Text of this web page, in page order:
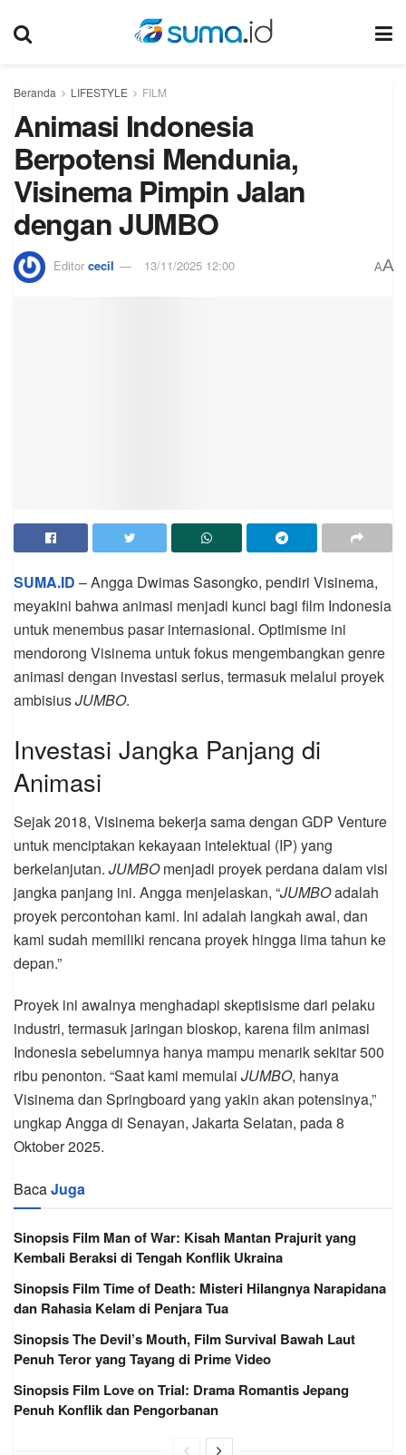
Beranda LIFESTYLE FILM
Animasi Indonesia
Berpotensi Mendunia,
Visinema Pimpin Jalan
dengan JUMBO
Editor cecil 13/11/2025 12:00 AA
SUMA.ID – Angga Dwimas Sasongko, pendiri Visinema,
meyakini bahwa animasi menjadi kunci bagi film Indonesia
untuk menembus pasar internasional. Optimisme ini
mendorong Visinema untuk fokus mengembangkan genre
animasi dengan investasi serius, termasuk melalui proyek
ambisiusJUMBO.
Investasi Jangka Panjang di
Animasi
Sejak 2018, Visinema bekerja sama dengan GDP Venture
untuk menciptakan kekayaan intelektual (IP) yang
berkelanjutan. JUMBOmenjadi proyek perdana dalam visi
jangka panjang ini. Angga menjelaskan, “JUMBOadalah
proyek percontohan kami. Ini adalah langkah awal, dan
kami sudah memiliki rencana proyek hingga lima tahun ke
depan.”
Proyek ini awalnya menghadapi skeptisisme dari pelaku
industri, termasuk jaringan bioskop, karena film animasi
Indonesia sebelumnya hanya mampu menarik sekitar 500
ribu penonton. “Saat kami memulai JUMBO, hanya
Visinema dan Springboard yang yakin akan potensinya,”
ungkap Angga di Senayan, Jakarta Selatan, pada 8
Oktober 2025.
BacaJuga
Sinopsis Film Man of War: Kisah Mantan Prajurit yang
Kembali Beraksi di Tengah Konflik Ukraina
Sinopsis Film Time of Death: Misteri Hilangnya Narapidana
dan Rahasia Kelam di Penjara Tua
Sinopsis The Devil’s Mouth, Film Survival Bawah Laut
Penuh Teror yang Tayang di Prime Video
Sinopsis Film Love on Trial: Drama Romantis Jepang
Penuh Konflik dan Pengorbanan